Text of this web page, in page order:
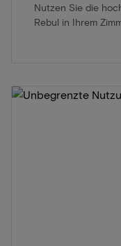
Nutzen Sie die
Rebul in Ihrem